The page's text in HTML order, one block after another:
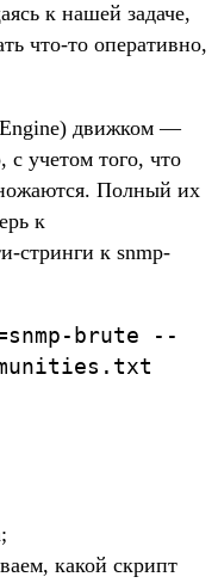
к нашей задаче,
что-то оперативно,
Engine) движком —
учетом того, что
Полный их
к
стринги к snmp-
brute --
какой скрипт